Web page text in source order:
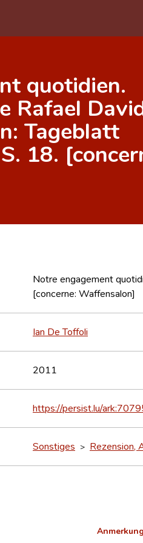
quotidien.
Rafael
Tageblatt
18.
Notre engagement
[concerne: Waffensalon]
Ian De Toffoli
2011
https://persist.lu/
Sonstiges > Rezension,
Anmerkung